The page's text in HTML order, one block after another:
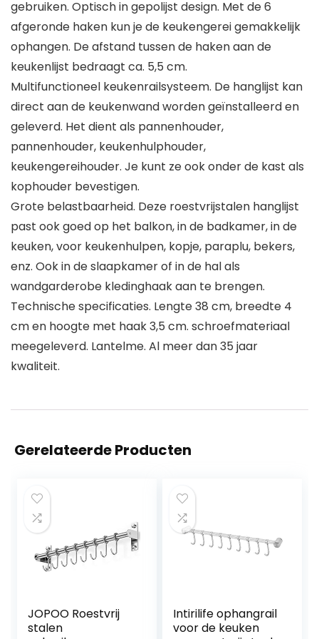
gebruiken. Optisch in gepolijst design. Met de 6
afgeronde haken kun je de keukengerei gemakkelijk
ophangen. De afstand tussen de haken aan de
keukenlijst bedraagt ca. 5,5 cm.
Multifunctioneel keukenrailsysteem. De hanglijst kan
direct aan de keukenwand worden geïnstalleerd en
geleverd. Het dient als pannenhouder,
pannenhouder, keukenhulphouder,
keukengereihouder. Je kunt ze ook onder de kast als
kophouder bevestigen.
Grote belastbaarheid. Deze roestvrijstalen hanglijst
past ook goed op het balkon, in de badkamer, in de
keuken, voor keukenhulpen, kopje, paraplu, bekers,
enz. Ook in de slaapkamer of in de hal als
wandgarderobe kledinghaak aan te brengen.
Technische specificaties. Lengte 38 cm, breedte 4
cm en hoogte met haak 3,5 cm. schroefmateriaal
meegeleverd. Lantelme. Al meer dan 35 jaar
kwaliteit.
Gerelateerde Producten
JOPOO Roestvrij
stalen
Intirilife ophangrail
voor de keuken